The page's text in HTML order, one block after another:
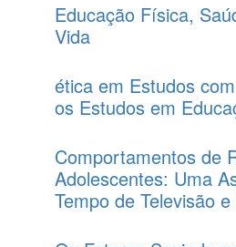
Educação Física,
Vida
ética em Estudos
os Estudos em
Comportamentos de
Adolescentes: Uma
Tempo de Televisão